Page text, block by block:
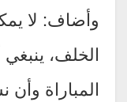
وأضاف: لا
الخلف،
المباراة